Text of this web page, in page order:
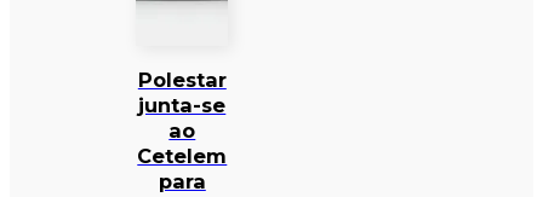
Polestar
junta-se
ao
Cetelem
para